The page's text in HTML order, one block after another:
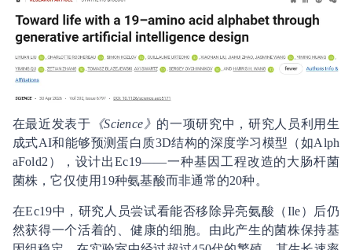
在最近发表于 《Science》 的一项研究中，研究人员利用生
成式AI和能够预测蛋白质3D结构的深度学习模型（如Alph
aFold2），设计出Ec19——一种基因工程改造的大肠杆菌
菌株，它仅使用19种氨基酸而非通常的20种。
在Ec19中，研究人员尝试看能否移除异亮氨酸（Ile）后仍
然获得一个活着的、健康的细胞。由此产生的菌株保持基